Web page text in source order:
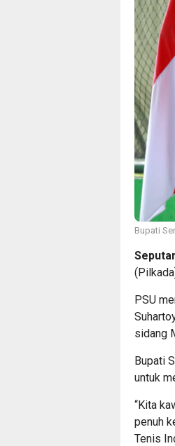
Bupati
PSU
sidang
Bupati
untuk
“Kita
penuh
Tenis